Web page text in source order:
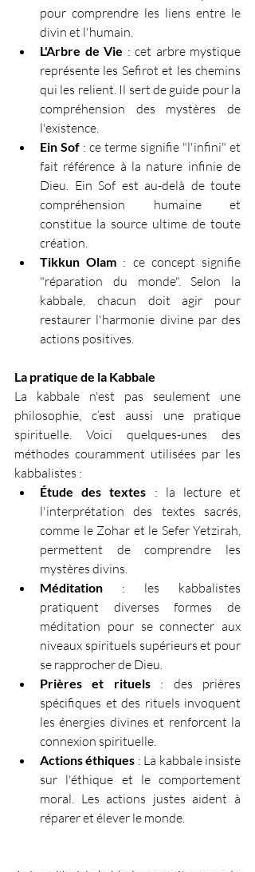
pour comprendre les liens entre le
divin et l'humain.
L'Arbre de Vie : cet arbre mystique
représente les Sefirot et les chemins
qui les relient. Il sert de guide pour la
compréhension des mystères de
l'existence.
Ein Sof : ce terme signifie "l'infini" et
fait référence à la nature infinie de
Dieu. Ein Sof est au-delà de toute
compréhension humaine et
constitue la source ultime de toute
création.
Tikkun Olam : ce concept signifie
"réparation du monde". Selon la
kabbale, chacun doit agir pour
restaurer l'harmonie divine par des
actions positives.
La pratique de la Kabbale
La kabbale n'est pas seulement une
philosophie, c’est aussi une pratique
spirituelle. Voici quelques-unes des
méthodes couramment utilisées par les
kabbalistes :
Étude des textes : la lecture et
l'interprétation des textes sacrés,
comme le Zohar et le Sefer Yetzirah,
permettent de comprendre les
mystères divins.
Méditation : les kabbalistes
pratiquent diverses formes de
méditation pour se connecter aux
niveaux spirituels supérieurs et pour
se rapprocher de Dieu.
Prières et rituels : des prières
spécifiques et des rituels invoquent
les énergies divines et renforcent la
connexion spirituelle.
Actions éthiques : La kabbale insiste
sur l'éthique et le comportement
moral. Les actions justes aident à
réparer et élever le monde.